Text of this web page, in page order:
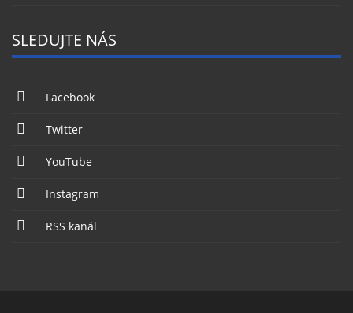
SLEDUJTE NÁS
Facebook
Twitter
YouTube
Instagram
RSS kanál